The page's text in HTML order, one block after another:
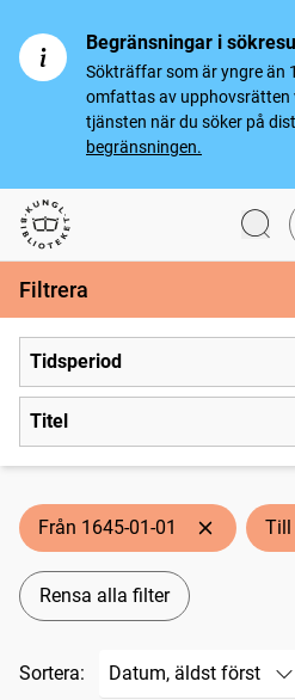
Begränsningar i
Sökträffar som är yngre än
omfattas av upphovsrätten
tjänsten när du söker på
begränsningen.
Svenska tidningar
Filtrera
Tidsperiod
Titel
Från 1645-01-01 Till
Rensa alla filter
Sortera: